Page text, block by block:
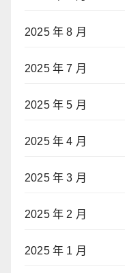
2025 年 8 月
2025 年 7 月
2025 年 5 月
2025 年 4 月
2025 年 3 月
2025 年 2 月
2025 年 1 月